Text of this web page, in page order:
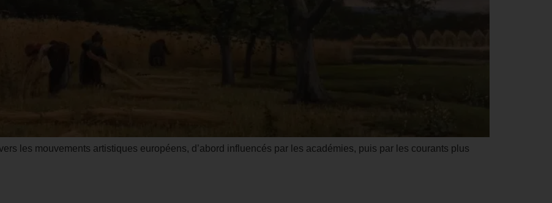
les mouvements artistiques européens, d’abord influencés par les académies, puis par les courants plus